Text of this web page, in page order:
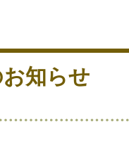
知らせ